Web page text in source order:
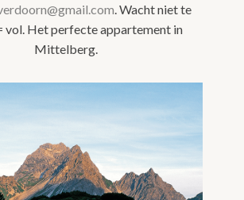
. Wacht niet te
vol. Het perfecte appartement in
Mittelberg.